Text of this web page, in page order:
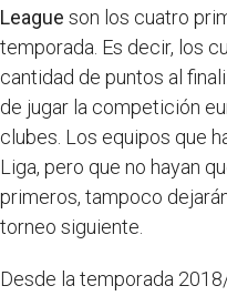
League son los cuatro
temporada. Es decir, los
cantidad de puntos al
de jugar la competición
clubes. Los equipos que
Liga, pero que no hayan
primeros, tampoco
torneo siguiente.
Desde la temporada